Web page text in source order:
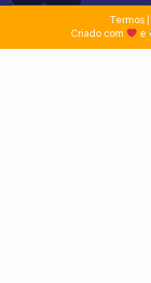
Termos|
Criado com
e